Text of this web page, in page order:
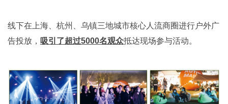
线下在上海、杭州、乌镇三地城市核心人流商圈进行户外广
告投放， 吸引了超过5000名观众抵达现场参与活动。